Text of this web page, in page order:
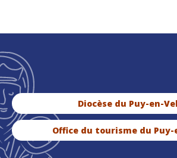
Diocèse du Puy-en-
Office du tourisme du Puy-